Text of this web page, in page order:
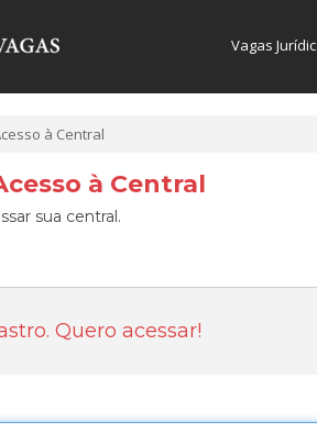
Vagas
à Central
à Central
sua central.
Quero acessar!